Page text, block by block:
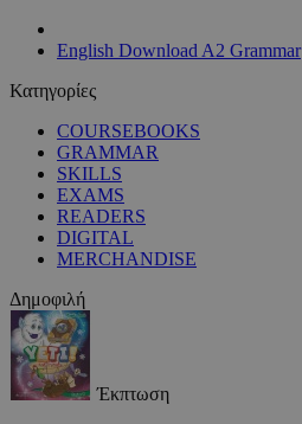
English Download A2 Grammar
Κατηγορίες
COURSEBOOKS
GRAMMAR
SKILLS
EXAMS
READERS
DIGITAL
MERCHANDISE
Δημοφιλή
Έκπτωση